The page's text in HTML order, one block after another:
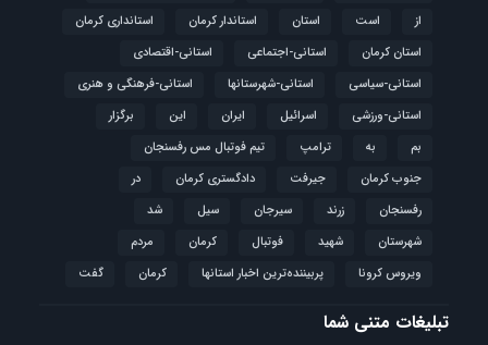
از
است استان استاندار کرمان
استانداری کرمان
استان کرمان
استانی-اجتماعی
استانی-اقتصادی
استانی-سیاسی
استانی-شهرستانها
استانی-فرهنگی و هنری
استانی-ورزشی
اسرائیل ایران این
برگزار
بم
به ترامپ
تیم فوتبال مس رفسنجان
جنوب کرمان
جیرفت دادگستری کرمان
در
رفسنجان
زرند سیرجان سیل
شد
شهرستان
شهید فوتبال كرمان
مردم
ویروس کرونا
پربیننده‌ترین اخبار استانها کرمان گفت
تبلیغات متنی شما